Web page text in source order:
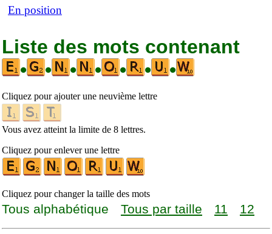
En position
Liste des mots contenant
•
• • • • • •
Cliquez pour ajouter une neuvième lettre
Vous avez atteint la limite de 8 lettres.
Cliquez pour enlever une lettre
Cliquez pour changer la taille des mots
Tous alphabétique Tous par taille 11 12